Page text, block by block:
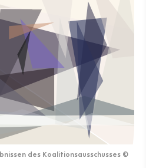
des Koalitionsausschusses ©